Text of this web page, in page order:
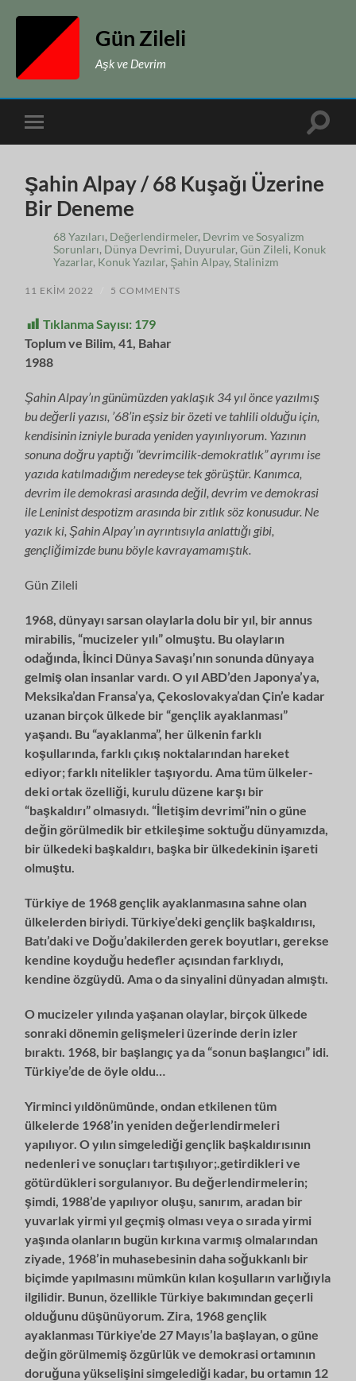
Gün Zileli
Aşk ve Devrim
Toggle
mobile
Toggle
Şahin Alpay / 68 Kuşağı Üzerine
Bir Deneme
68 Yazıları, Değerlendirmeler, Devrim ve Sosyalizm
Sorunları, Dünya Devrimi, Duyurular,Gün Zileli, Konuk
Yazarlar, Konuk Yazılar, Şahin Alpay,Stalinizm
11 EKIM 2022 5 COMMENTS
Tıklanma Sayısı: 179
Toplum ve Bilim, 41, Bahar
1988
Şahin Alpay’ın günümüzden yaklaşık 34 yıl önce yazılmış
bu değerli yazısı, ’68’in eşsiz bir özeti ve tahlili olduğu için,
kendisinin izniyle burada yeniden yayınlıyorum. Yazının
sonuna doğru yaptığı “devrimcilik-demokratlık” ayrımı ise
yazıda katılmadığım neredeyse tek görüştür. Kanımca,
devrim ile demokrasi arasında değil, devrim ve demokrasi
ile Leninist despotizm arasında bir zıtlık söz konusudur. Ne
yazık ki, Şahin Alpay’ın ayrıntısıyla anlattığı gibi,
gençliğimizde bunu böyle kavrayamamıştık.
Gün Zileli
1968, dünyayı sarsan olaylarla dolu bir yıl, bir annus
mirabilis, “mucizeler yılı” olmuştu. Bu olayların
odağında, İkinci Dünya Savaşı’nın sonunda dünya­ya
gelmiş olan insanlar vardı. O yıl ABD’den Japonya’ya,
Meksika’dan Fran­sa’ya, Çekoslovakya’dan Çin’e kadar
uzanan birçok ülkede bir “gençlik ayaklanması”
yaşandı. Bu “ayaklanma”, her ülkenin farklı
koşullarında, farklı çıkış noktalarından hareket
ediyor; farklı nitelikler taşıyordu. Ama tüm ülkeler­
deki ortak özelliği, kurulu düzene karşı bir
“başkaldırı” olmasıydı. “İletişim dev­rimi”nin o güne
değin görülmedik bir etkileşime soktuğu dünyamızda,
bir ülke­deki başkaldırı, başka bir ülkedekinin işareti
olmuştu.
Türkiye de 1968 gençlik ayaklanmasına sahne olan
ülkelerden biriydi. Tür­kiye’deki gençlik başkaldırısı,
Batı’daki ve Doğu’dakilerden gerek boyutları, ge­rekse
kendine koyduğu hedefler açısından farklıydı,
kendine özgüydü. Ama oda sinyalini dünyadan almıştı.
O mucizeler yılında yaşanan olaylar, birçok ülkede
sonraki dönemin geliş­meleri üzerinde derin izler
bıraktı. 1968, bir başlangıç ya da “sonun başlangıcı” idi.
Türkiye’de de öyle oldu…
Yirminci yıldönümünde, ondan etkilenen tüm
ülkelerde 1968’in yeniden de­ğerlendirmeleri
yapılıyor. O yılın simgelediği gençlik başkaldırısının
nedenleri ve sonuçları tartışılıyor;.getirdikleri ve
götürdükleri sorgulanıyor. Bu değerlen­dirmelerin;
şimdi, 1988’de yapılıyor oluşu, sanırım, aradan bir
yuvarlak yirmi yıl geçmiş olması veya o sırada yirmi
yaşında olanların bugün kırkına varmış olmalarından
ziyade, 1968’in muhasebesinin daha soğukkanlı bir
biçimde ya­pılmasını mümkün kılan koşulların varlığıyla
ilgilidir. Bunun, özellikle Türkiye bakımından geçerli
olduğunu düşünüyorum. Zira, 1968 gençlik
ayaklanması Türkiye’de 27 Mayıs’la başlayan, o güne
değin görülmemiş özgürlük ve demok­rasi ortamının
doruğuna yükselişini simgelediği kadar, bu ortamın 12